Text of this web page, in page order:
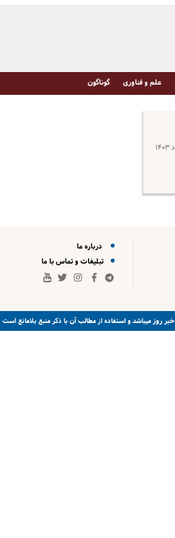
علم و فناوری گوناگون
درباره ما
تبلیغات و تماس با ما
خبر روزمیباشد و استفاده از مطالب آن با ذکر منبع بلامانع است